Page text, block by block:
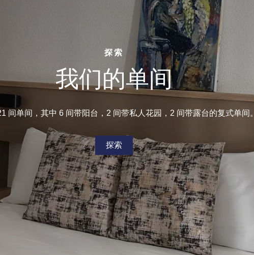
探索
我们的单间
间单间，其中 6 间带阳台，2 间带私人花园，2 间带露台的复式单间。
探索